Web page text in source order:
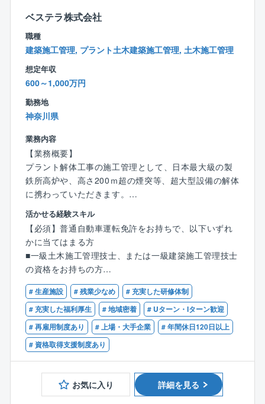
事例を参考にしつつも、どのように工事を進めるか0か
ら考えたり、自身の意見が反映されやすかったりと自
由度の高さが特徴です。
また、大手プラントメーカーからの元受け工事が多
く、対象建築物も大小/種類様々。脱炭素の要求が進む
中で新たな解体工法を採用したりと突き詰めがいもあ
ントのポストも目指していただきやすい環境です。
【教育体制】
一定の研修体制は整えています。
入社後はまず1～2週間ほど本社での研修を受けていた
だき、社内システムの使い方、各種申請の方法、解体
工事に関する基礎知識、安全管理について学んでいた
だきます。
その後、各事務所に配属され、先輩社員と一緒に業務
に取り組みながら実務を習得していただきます。た
だ、現状の教育体制には改善の余地があると認識して
おり、より良い仕組みを作るべく継続的にアップデー
トを進めています。
＜プラント解体に特化した唯一の東証プライム上場企
業／17の特許を取得＞
「つくった人には壊せない」をコンセプトに、建造手
法のプロセスを遡るのではなく、全く新しい切り口で
工法を確立。 リンゴ皮むき工法をはじめ17の特許を取
得しており、NHKなどのメディアでも取材実績多数。
解体によるスクラップのリサイクル事業も行ってお
り、業績は好調に推移しております。
ベステラ株式会社
職種
建築施工管理, プラント土木建築施工管理, 土木施工管理
想定年収
600～1,000万円
勤務地
神奈川県
業務内容
【業務概要】
プラント解体工事の施工管理として、日本最大級の製
鉄所高炉や、高さ200ｍ超の煙突等、超大型設備の解体
に携わっていただきます。
プラント解体工事の施工管理をお任せします。品質管
理が不要のためトラブル対応や事務作業が少なく、残
業も月平均25h程度。
工期が1～3か月のため、スピーディーに現場がまわり
ます。
【業務内容】
■廃棄物処理およびスクラップの処分の手配
■解体前の事前調査（環境対策･工法の検討)
■施工計画作成(工程･安全･コスト･品質などの管理)
【同社の特徴：働きやすさ】
■残業25時間程度
■施工は日中のみ
活かせる経験スキル
【必須】普通自動車運転免許をお持ちで、以下いずれ
かに当てはまる方
■一級土木施工管理技士、または一級建築施工管理技士
の資格をお持ちの方
■その他解体業の監理技術者の要件を満たす方
【歓迎】
■マネジメント経験のある方
# 生産施設 # 残業少なめ
# 充実した研修体制
# 充実した福利厚生
# 地域密着
# Uターン・Iターン歓迎
# 再雇用制度あり
# 上場・大手企業
# 年間休日120日以上
# 資格取得支援制度あり
お気に入り 詳細を見る